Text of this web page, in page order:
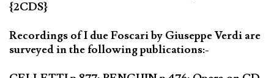
{2CDS}
Recordings of I due Foscari by Giuseppe Verdi are
surveyed in the following publications:-